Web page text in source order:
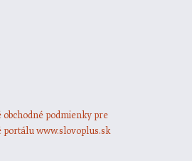
obchodné podmienky pre
portálu www.slovoplus.sk